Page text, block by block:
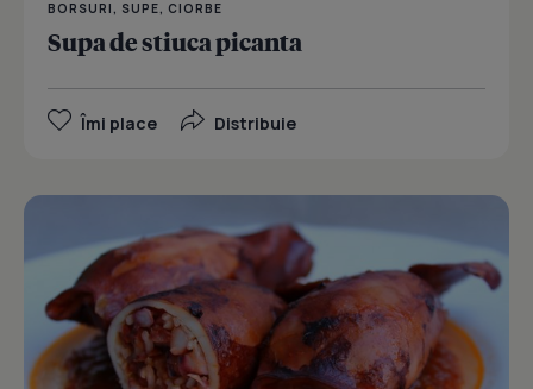
BORSURI, SUPE, CIORBE
Supa de stiuca picanta
Îmi place Distribuie